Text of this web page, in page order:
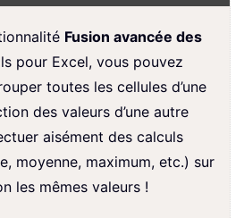
Fusion avancée des
pour Excel, vous pouvez
toutes les cellules d’une
des valeurs d’une autre
aisément des calculs
moyenne, maximum, etc.) sur
les mêmes valeurs !